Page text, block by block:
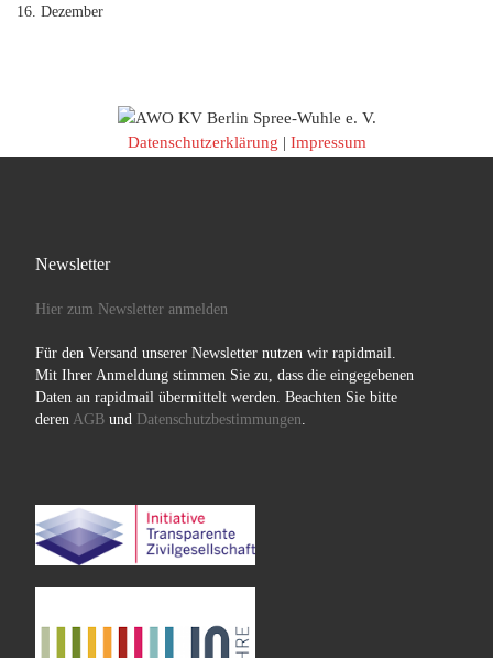
16. Dezember
Datenschutzerklärung | Impressum
Newsletter
Hier zum Newsletter anmelden
Für den Versand unserer Newsletter nutzen wir rapidmail.
Mit Ihrer Anmeldung stimmen Sie zu, dass die eingegebenen
Daten an rapidmail übermittelt werden. Beachten Sie bitte
deren AGBund Datenschutzbestimmungen